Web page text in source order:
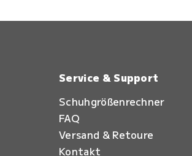
Service & Support
Schuhgrößenrechner
FAQ
Versand & Retoure
Kontakt